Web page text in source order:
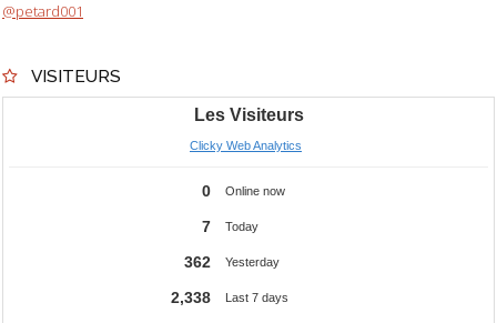
@petard001
VISITEURS